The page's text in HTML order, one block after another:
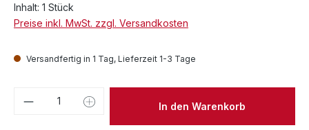
Inhalt: 1 Stück
Preise inkl. MwSt. zzgl. Versandkosten
Versandfertig in 1 Tag, Lieferzeit 1-3 Tage
Produkt Anzahl: Gib denIn den Warenkorb